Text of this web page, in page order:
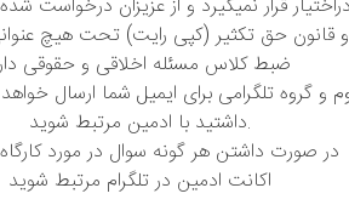
قرار نمیگیرد و از عزیزان درخواست
حق تکثیر (کپی رایت) تحت هیچ
ضبط کلاس مسئله اخلاقی و حقوقی
گروه تلگرامی برای ایمیل شما ارسال
داشتید با ادمین مرتبط شوید.
در صورت داشتن هر گونه سوال در مورد
اکانت ادمین در تلگرام مرتبط شوید